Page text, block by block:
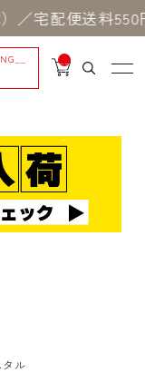
配便送料550円
__
IT
_
ル